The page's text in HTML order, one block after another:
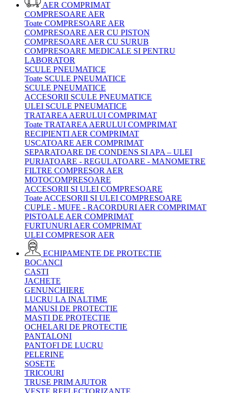
AER COMPRIMAT
COMPRESOARE AER
Toate COMPRESOARE AER
COMPRESOARE AER CU PISTON
COMPRESOARE AER CU SURUB
COMPRESOARE MEDICALE SI PENTRU
LABORATOR
SCULE PNEUMATICE
Toate SCULE PNEUMATICE
SCULE PNEUMATICE
ACCESORII SCULE PNEUMATICE
ULEI SCULE PNEUMATICE
TRATAREA AERULUI COMPRIMAT
Toate TRATAREA AERULUI COMPRIMAT
RECIPIENTI AER COMPRIMAT
USCATOARE AER COMPRIMAT
SEPARATOARE DE CONDENS SI APA – ULEI
PURJATOARE - REGULATOARE - MANOMETRE
FILTRE COMPRESOR AER
MOTOCOMPRESOARE
ACCESORII SI ULEI COMPRESOARE
Toate ACCESORII SI ULEI COMPRESOARE
CUPLE - MUFE - RACORDURI AER COMPRIMAT
PISTOALE AER COMPRIMAT
FURTUNURI AER COMPRIMAT
ULEI COMPRESOR AER
ECHIPAMENTE DE PROTECTIE
BOCANCI
CASTI
JACHETE
GENUNCHIERE
LUCRU LA INALTIME
MANUSI DE PROTECTIE
MASTI DE PROTECTIE
OCHELARI DE PROTECTIE
PANTALONI
PANTOFI DE LUCRU
PELERINE
SOSETE
TRICOURI
TRUSE PRIM AJUTOR
VESTE REFLECTORIZANTE